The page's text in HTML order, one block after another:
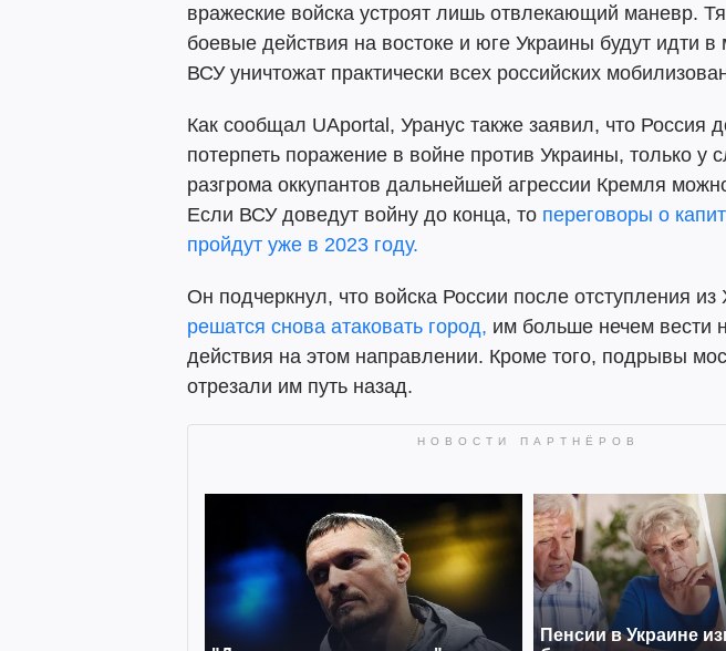
вражеские войска устроят лишь отвлекающий маневр.
боевые действия на востоке и юге Украины будут идти
ВСУ уничтожат практически всех российских
Как сообщал UAportal, Уранус также заявил, что Россия
потерпеть поражение в войне против Украины, только у
разгрома оккупантов дальнейшей агрессии Кремля
Если ВСУ доведут войну до конца, то переговоры о
пройдут уже в 2023 году.
Он подчеркнул, что войска России после отступления из
решатся снова атаковать город, им больше нечем вести
действия на этом направлении. Кроме того, подрывы
отрезали им путь назад.